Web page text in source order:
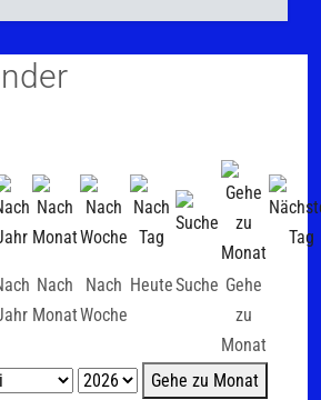
Nach
Monat
Nach
Woche
HeuteSuche Gehe
zu
Monat
Gehe zu Monat